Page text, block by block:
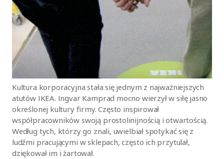
Kultura korporacyjna stała się jednym z najważniejszych
atutów IKEA. Ingvar Kamprad mocno wierzył w siłę jasno
określonej kultury firmy. Często inspirował
współpracowników swoją prostolinijnością i otwartością.
Według tych, którzy go znali, uwielbiał spotykać się z
ludźmi pracującymi w sklepach, często ich przytulał,
dziękował im i żartował.